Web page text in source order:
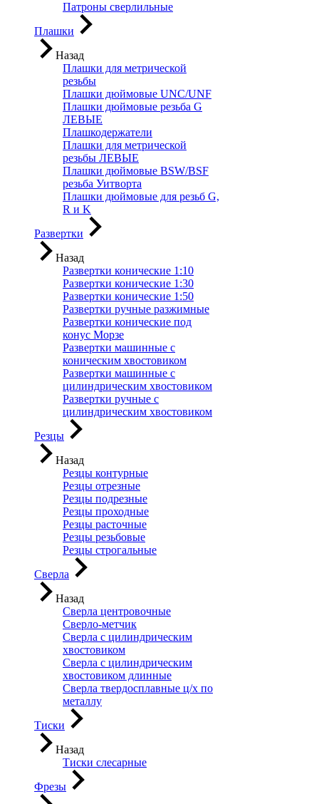
Патроны сверлильные
Плашки
Назад
Плашки для метрической
резьбы
Плашки дюймовые UNC/UNF
Плашки дюймовые резьба G
ЛЕВЫЕ
Плашкодержатели
Плашки для метрической
резьбы ЛЕВЫЕ
Плашки дюймовые BSW/BSF
резьба Уитворта
Плашки дюймовые для резьб G,
R и K
Развертки
Назад
Развертки конические 1:10
Развертки конические 1:30
Развертки конические 1:50
Развертки ручные разжимные
Развертки конические под
конус Морзе
Развертки машинные с
коническим хвостовиком
Развертки машинные с
цилиндрическим хвостовиком
Развертки ручные с
цилиндрическим хвостовиком
Резцы
Назад
Резцы контурные
Резцы отрезные
Резцы подрезные
Резцы проходные
Резцы расточные
Резцы резьбовые
Резцы строгальные
Сверла
Назад
Сверла центровочные
Сверло-метчик
Сверла с цилиндрическим
хвостовиком
Сверла с цилиндрическим
хвостовиком длинные
Сверла твердосплавные ц/х по
металлу
Тиски
Назад
Тиски слесарные
Фрезы